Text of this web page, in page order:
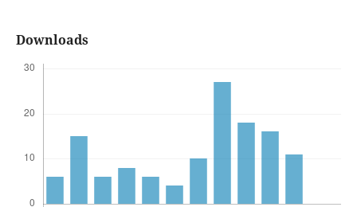
Downloads